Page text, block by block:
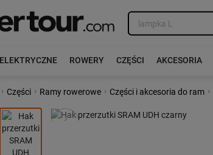
ROWERY CZĘŚCI AKCESORIA
› Części › Ramy rowerowe › Części i akcesoria do ram ›
Poprzedni